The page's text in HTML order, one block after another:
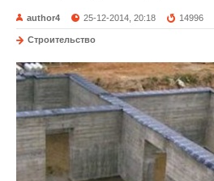
author4 25-12-2014, 20:18 14996
Строительство